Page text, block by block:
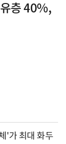
층 40%,
'가 최대 화두